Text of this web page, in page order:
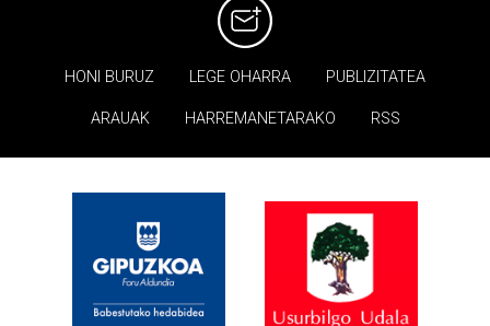
HONI BURUZ LEGE OHARRA PUBLIZITATEA
ARAUAK HARREMANETARAKO RSS